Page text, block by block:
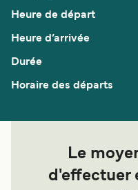
Le
d'effectuer